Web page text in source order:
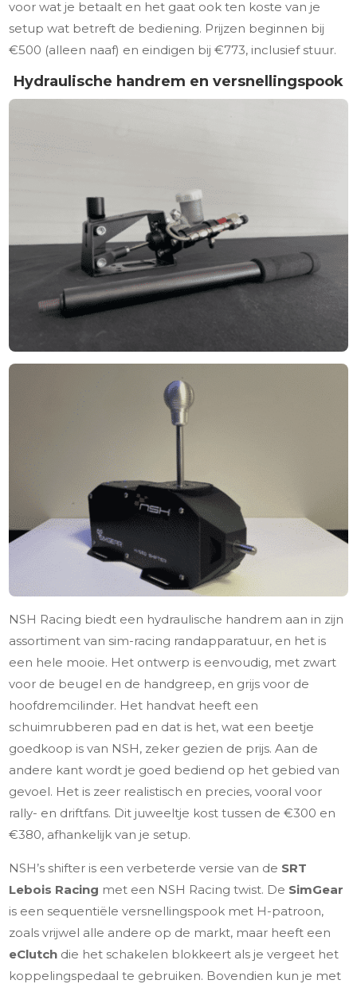
voor wat je betaalt en het gaat ook ten koste van je
setup wat betreft de bediening. Prijzen beginnen bij
€500 (alleen naaf) en eindigen bij €773, inclusief stuur.
Hydraulische handrem en versnellingspook
NSH Racing biedt een hydraulische handrem aan in zijn
assortiment van sim-racing randapparatuur, en het is
een hele mooie. Het ontwerp is eenvoudig, met zwart
voor de beugel en de handgreep, en grijs voor de
hoofdremcilinder. Het handvat heeft een
schuimrubberen pad en dat is het, wat een beetje
goedkoop is van NSH, zeker gezien de prijs. Aan de
andere kant wordt je goed bediend op het gebied van
gevoel. Het is zeer realistisch en precies, vooral voor
rally- en driftfans. Dit juweeltje kost tussen de €300 en
€380, afhankelijk van je setup.
NSH’s shifter is een verbeterde versie van de SRT
Lebois Racing met een NSH Racing twist. De SimGear
is een sequentiële versnellingspook met H-patroon,
zoals vrijwel alle andere op de markt, maar heeft een
eClutch die het schakelen blokkeert als je vergeet het
koppelingspedaal te gebruiken. Bovendien kun je met